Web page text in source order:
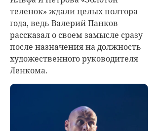
теленок» ждали целых полтора
года, ведь Валерий Панков
рассказал о своем замысле сразу
после назначения на должность
художественного руководителя
Ленкома.